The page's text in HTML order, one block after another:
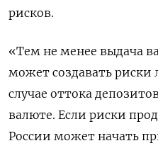
рисков.
«Тем не менее выдача
может создавать риски
случае оттока
валюте. Если риски
России может начать